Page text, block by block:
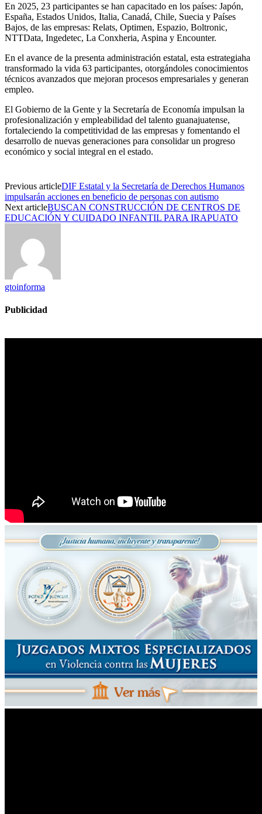
En 2025, 23 participantes se han capacitado en los países: Japón,
España, Estados Unidos, Italia, Canadá, Chile, Suecia y Países
Bajos, de las empresas: Relats, Optimen, Espazio, Boltronic,
NTTData, Ingedetec, La Conxheria, Aspina y Encounter.
En el avance de la presenta administración estatal, esta estrategiaha
transformado la vida 63 participantes, otorgándoles conocimientos
técnicos avanzados que mejoran procesos empresariales y generan
empleo.
El Gobierno de la Gente y la Secretaría de Economía impulsan la
profesionalización y empleabilidad del talento guanajuatense,
fortaleciendo la competitividad de las empresas y fomentando el
desarrollo de nuevas generaciones para consolidar un progreso
económico y social integral en el estado.
Previous articleDIF Estatal y la Secretaría de Derechos Humanos
impulsarán acciones en beneficio de personas con autismo
Next articleBUSCAN CONSTRUCCIÓN DE CENTROS DE
EDUCACIÓN Y CUIDADO INFANTIL PARA IRAPUATO
gtoinforma
Publicidad